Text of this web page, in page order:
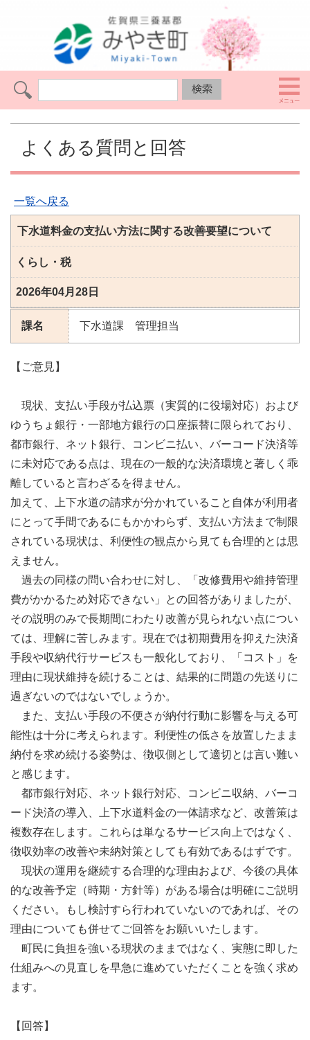
よくある質問と回答
一覧へ戻る
下水道料金の支払い方法に関する改善要望について
くらし・税
2026年04月28日
課名 下水道課 管理担当
【ご意見】
現状、支払い手段が払込票（実質的に役場対応）および
ゆうちょ銀行・一部地方銀行の口座振替に限られており、
都市銀行、ネット銀行、コンビニ払い、バーコード決済等
に未対応である点は、現在の一般的な決済環境と著しく乖
離していると言わざるを得ません。
加えて、上下水道の請求が分かれていること自体が利用者
にとって手間であるにもかかわらず、支払い方法まで制限
されている現状は、利便性の観点から見ても合理的とは思
えません。
過去の同様の問い合わせに対し、「改修費用や維持管理
費がかかるため対応できない」との回答がありましたが、
その説明のみで長期間にわたり改善が見られない点につい
ては、理解に苦しみます。現在では初期費用を抑えた決済
手段や収納代行サービスも一般化しており、「コスト」を
理由に現状維持を続けることは、結果的に問題の先送りに
過ぎないのではないでしょうか。
また、支払い手段の不便さが納付行動に影響を与える可
能性は十分に考えられます。利便性の低さを放置したまま
納付を求め続ける姿勢は、徴収側として適切とは言い難い
と感じます。
都市銀行対応、ネット銀行対応、コンビニ収納、バーコ
ード決済の導入、上下水道料金の一体請求など、改善策は
複数存在します。これらは単なるサービス向上ではなく、
徴収効率の改善や未納対策としても有効であるはずです。
現状の運用を継続する合理的な理由および、今後の具体
的な改善予定（時期・方針等）がある場合は明確にご説明
ください。もし検討すら行われていないのであれば、その
理由についても併せてご回答をお願いいたします。
町民に負担を強いる現状のままではなく、実態に即した
仕組みへの見直しを早急に進めていただくことを強く求め
ます。
【回答】